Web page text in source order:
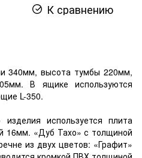
К сравнению
340мм, высота тумбы 220мм,
В ящике используются
L-350.
используется плита
16мм. «Дуб Тахо» с толщиной
из двух цветов: «Графит»